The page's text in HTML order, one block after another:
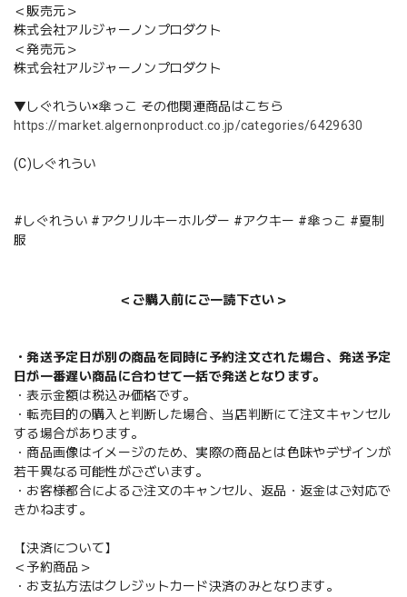
＜販売元＞
株式会社アルジャーノンプロダクト
＜発売元＞
株式会社アルジャーノンプロダクト
▼しぐれうい×傘っこ その他関連商品はこちら
https://market.algernonproduct.co.jp/categories/6429630
(C)しぐれうい
#しぐれうい #アクリルキーホルダー #アクキー #傘っこ #夏制
服
＜ご購入前にご一読下さい＞
・発送予定日が別の商品を同時に予約注文された場合、発送予定
日が一番遅い商品に合わせて一括で発送となります。
・表示金額は税込み価格です。
・転売目的の購入と判断した場合、当店判断にて注文キャンセル
する場合があります。
・商品画像はイメージのため、実際の商品とは色味やデザインが
若干異なる可能性がございます。
・お客様都合によるご注文のキャンセル、返品・返金はご対応で
きかねます。
【決済について】
＜予約商品＞
・お支払方法はクレジットカード決済のみとなります。